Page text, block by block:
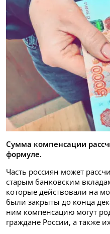
Сумма компенсации
формуле.
Часть россиян может
старым банковским
которые действовали на
были закрыты до конца
ним компенсацию могут
граждане России, а также